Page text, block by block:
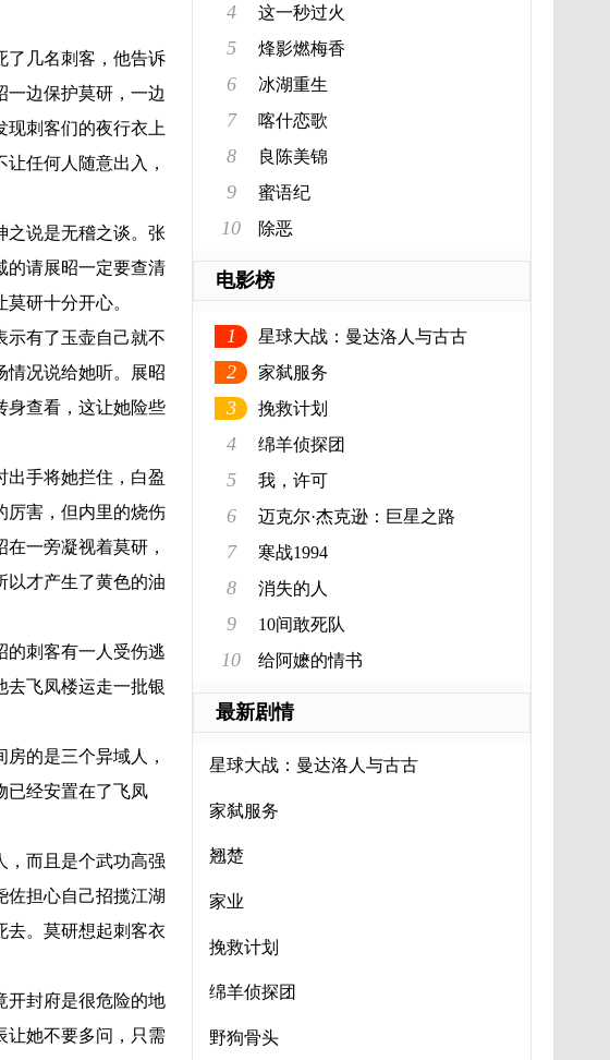
了几名刺客，他告诉
一边保护莫研，一边
现刺客们的夜行衣上
任何人随意出入，
之说是无稽之谈。张
的请展昭一定要查清
研十分开心。
示有了玉壶自己就不
情况说给她听。展昭
身查看，这让她险些
出手将她拦住，白盈
厉害，但内里的烧伤
一旁凝视着莫研，
以才产生了黄色的油
的刺客有一人受伤逃
去飞凤楼运走一批银
的是三个异域人，
已经安置在了飞凤
，而且是个武功高强
佐担心自己招揽江湖
去。莫研想起刺客衣
开封府是很危险的地
让她不要多问，只需
4 这一秒过火
5 烽影燃梅香
6 冰湖重生
7 喀什恋歌
8 良陈美锦
9 蜜语纪
10 除恶
电影榜
1 星球大战：曼达洛人与古古
2 家弑服务
3 挽救计划
4 绵羊侦探团
5 我，许可
6 迈克尔·杰克逊：巨星之路
7 寒战1994
8 消失的人
9 10间敢死队
10 给阿嬷的情书
最新剧情
星球大战：曼达洛人与古古
家弑服务
翘楚
家业
挽救计划
绵羊侦探团
野狗骨头